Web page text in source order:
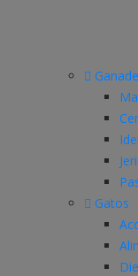
Gatos